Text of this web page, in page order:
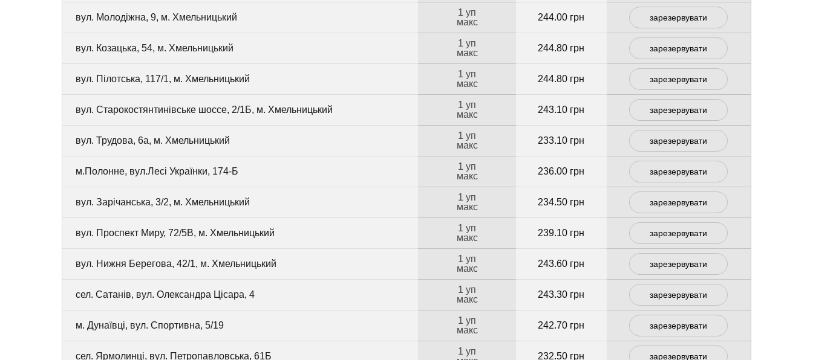
вул. Молодіжна, 9, м. Хмельницький
1 уп
макс
244.00 грн зарезервувати
вул. Козацька, 54, м. Хмельницький
1 уп
макс
244.80 грн зарезервувати
вул. Пілотська, 117/1, м. Хмельницький
1 уп
макс
244.80 грн зарезервувати
вул. Старокостянтинівське шоссе, 2/1Б, м. Хмельницький
1 уп
макс
243.10 грн зарезервувати
вул. Трудова, 6а, м. Хмельницький
1 уп
макс
233.10 грн зарезервувати
м.Полонне, вул.Лесі Українки, 174-Б
1 уп
макс
236.00 грн зарезервувати
вул. Зарічанська, 3/2, м. Хмельницький
1 уп
макс
234.50 грн зарезервувати
вул. Проспект Миру, 72/5В, м. Хмельницький
1 уп
макс
239.10 грн зарезервувати
вул. Нижня Берегова, 42/1, м. Хмельницький
1 уп
макс
243.60 грн зарезервувати
сел. Сатанів, вул. Олександра Цісара, 4
1 уп
макс
243.30 грн зарезервувати
м. Дунаївці, вул. Спортивна, 5/19
1 уп
макс
242.70 грн зарезервувати
сел. Ярмолинці, вул. Петропавловська, 61Б
1 уп
232.50 грн зарезервувати